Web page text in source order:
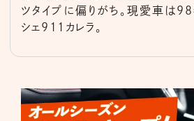
ツタイプに偏りがち。現愛車は
シェ911カレラ。